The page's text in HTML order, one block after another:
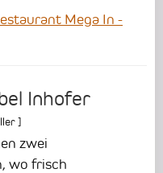
Mega In -
Inhofer
]
zwei
wo frisch